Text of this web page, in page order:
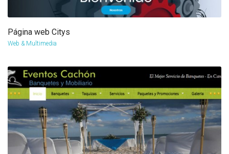
Página web Citys
Web & Multimedia